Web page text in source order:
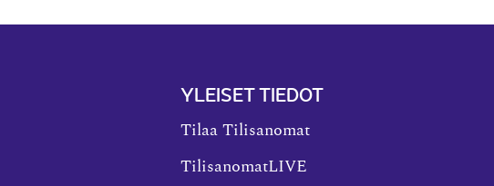
YLEISET TIEDOT
Tilaa Tilisanomat
TilisanomatLIVE